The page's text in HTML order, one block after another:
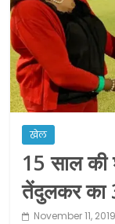
शराब और पान
खोलने की
दो हफ्ते के
खेल
15 साल की
तेंदुलकर का
November 11, 2019